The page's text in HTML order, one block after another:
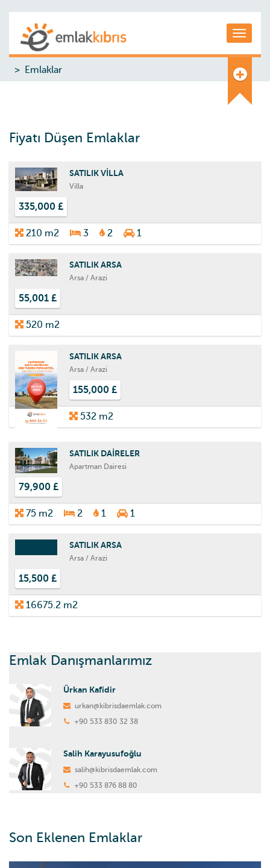
Emlaklar
Fiyatı Düşen Emlaklar
SATILIK VİLLA
Villa
335,000 £
210 m2 3 2 1
SATILIK ARSA
Arsa / Arazi
55,001 £
520 m2
SATILIK ARSA
Arsa / Arazi
155,000 £
532 m2
SATILIK DAİRELER
Apartman Dairesi
79,900 £
75 m2 2 1 1
SATILIK ARSA
Arsa / Arazi
15,500 £
16675.2 m2
Emlak Danışmanlarımız
Ürkan Kafidir
urkan@kibrisdaemlak.com
+90 533 830 32 38
Salih Karayusufoğlu
salih@kibrisdaemlak.com
+90 533 876 88 80
Son Eklenen Emlaklar